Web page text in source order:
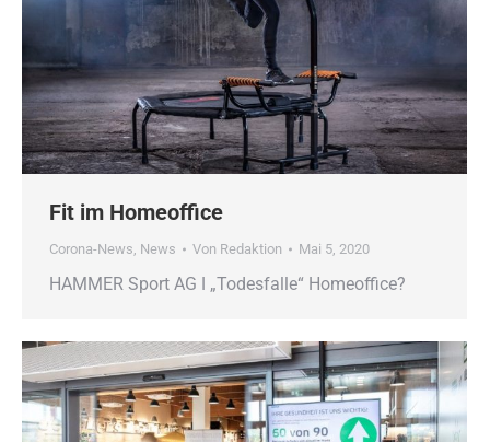
Fit im Homeoffice
Corona-News, News Von Redaktion Mai 5, 2020
HAMMER Sport AG ǀ „Todesfalle“ Homeoffice?